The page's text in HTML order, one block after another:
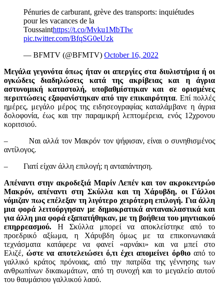
Pénuries de carburant, grève des transports: inquiétudes
pour les vacances de la
Toussainthttps://t.co/Mvku1MbTIw
pic.twitter.com/BfqSG0eUzk
— BFMTV (@BFMTV) October 16, 2022
Μεγάλα γεγονότα όπως ήταν οι απεργίες στα διυλιστήρια ή οι
ογκώδεις διαδηλώσεις κατά της ακρίβειας και η άγρια
αστυνομική καταστολή, υποβαθμίστηκαν και σε ορισμένες
περιπτώσεις εξαφανίστηκαν από την επικαιρότητα. Επί πολλές
ημέρες, μεγάλο μέρος της ειδησεογραφίας καταλάμβανε η άγρια
δολοφονία, έως και την παραμικρή λεπτομέρεια, ενός 12χρονου
κοριτσιού.
– Ναι αλλά τον Μακρόν τον ψήφισαν, είναι ο συνηθισμένος
αντίλογος.
– Γιατί είχαν άλλη επιλογή; η ανταπάντηση.
Απέναντι στην ακροδεξιά Μαρίν Λεπέν και τον ακροκεντρώο
Μακρόν, απέναντι στη Σκύλλα και τη Χάρυβδη, οι Γάλλοι
νόμιζαν πως επέλεξαν τη λιγότερο χειρότερη επιλογή. Για άλλη
μια φορά λειτούργησαν με δημοκρατικά αντανακλαστικά και
για άλλη μια φορά εξαπατήθηκαν, με τη βοήθεια του μηντιακού
επηρρεασμού. Η Σκύλλα μπορεί να αποκλείστηκε από το
προεδρικό αξίωμα, η Χάρυβδη όμως με τα επικοινωνιακά
τεχνάσματα κατάφερε να φανεί «αρνάκι» και να μπεί στο
Ελιζέ,ώστε να αποτελειώσει ό,τι έχει απομείνει όρθιοαπό το
γαλλικό κράτος πρόνοιας, από την πατρίδα της γέννησης των
ανθρωπίνων δικαιωμάτων, από τη συνοχή και το μεγαλείο αυτού
του θαυμάσιου γαλλικού λαού.